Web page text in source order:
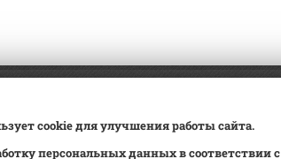
Контакты
cookie для улучшения работы сайта.
персональных данных в соответствии с